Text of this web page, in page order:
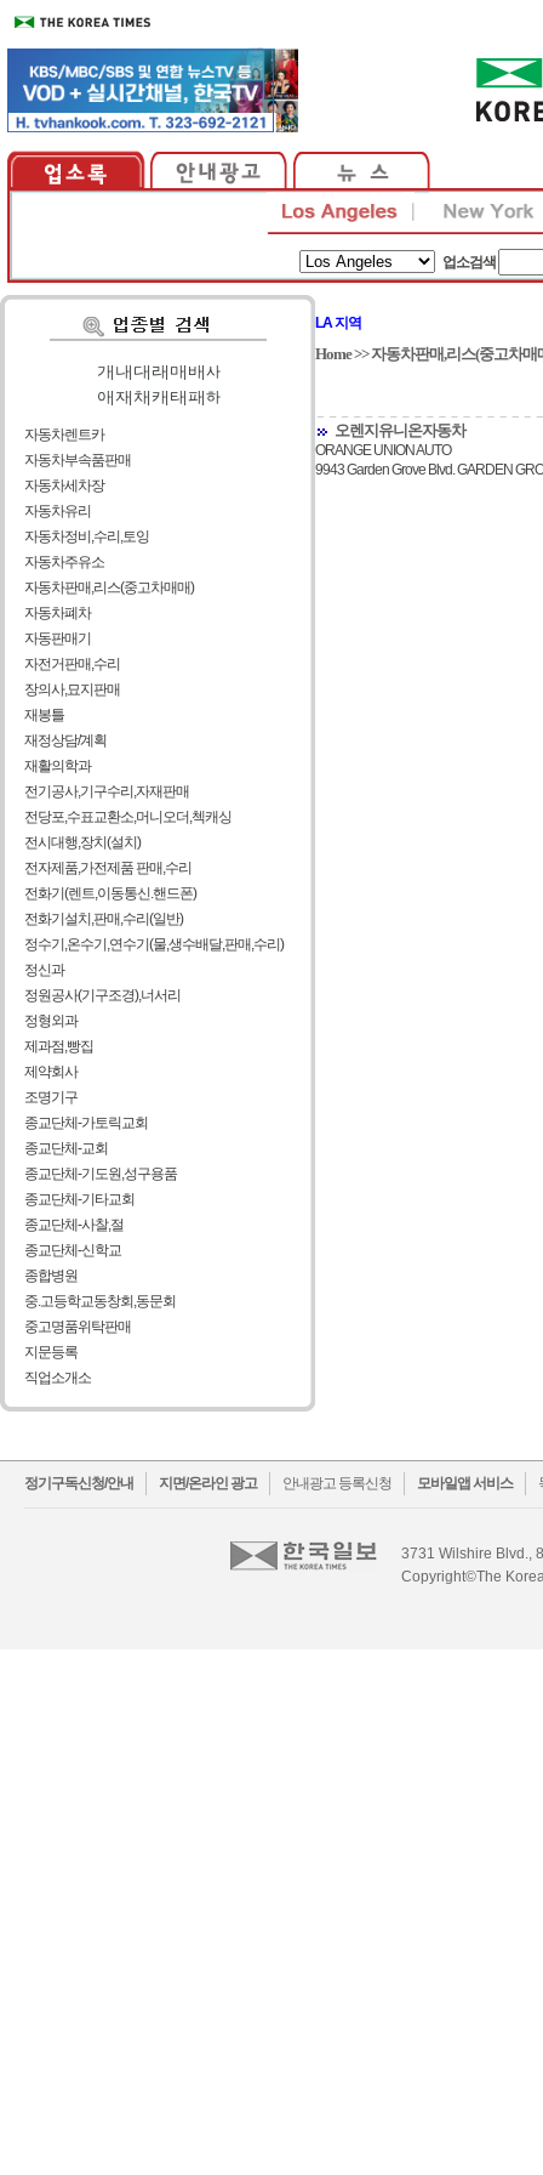
업소검색
가| 나| 다| 라| 마| 바| 사
아| 자| 차| 카| 타| 파| 하
자동차렌트카
자동차부속품판매
자동차세차장
자동차유리
자동차정비,수리,토잉
자동차주유소
자동차판매,리스(중고차매매)
자동차폐차
자동판매기
자전거판매,수리
장의사,묘지판매
재봉틀
재정상담/계획
재활의학과
전기공사,기구수리,자재판매
전당포,수표교환소,머니오더,첵캐싱
전시대행,장치(설치)
전자제품,가전제품 판매,수리
전화기(렌트,이동통신.핸드폰)
전화기설치,판매,수리(일반)
정수기,온수기,연수기(물,생수배달,판매,수리)
정신과
정원공사(기구조경),너서리
정형외과
제과점,빵집
제약회사
조명기구
종교단체-가토릭교회
종교단체-교회
종교단체-기도원,성구용품
종교단체-기타교회
종교단체-사찰,절
종교단체-신학교
종합병원
중.고등학교동창회,동문회
중고명품위탁판매
지문등록
직업소개소
LA 지역
Home>>자동차판매,리스(중고차매
오렌지유니온자동차
ORANGE UNION AUTO
9943 Garden Grove Blvd. GARDEN
정기구독신청/안내 지면/온라인 광고 안내광고 등록신청 모바일앱 서비스
facebook
twitter
3731 Wilshire Blvd.,
Copyright©The